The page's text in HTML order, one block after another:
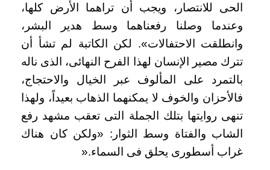
الحى للانتصار، ويجب أن تراهما الأرض كلها،
وعندما وصلنا رفعناهما وسط هدير البشر،
وانطلقت الاحتفالات». لكن الكاتبة لم تشأ أن
تترك مصير الإنسان لهذا الفرح النهائى، الذى ناله
بالتمرد على المألوف عبر الخيال والاحتجاج،
فالأحزان والخوف لا يمكنهما الذهاب بعيداً، ولهذا
تنهى روايتها بتلك الجملة التى تعقب مشهد رفع
الشاب والفتاة وسط الثوار: «ولكن كان هناك
غراب أسطورى يحلق فى السماء».